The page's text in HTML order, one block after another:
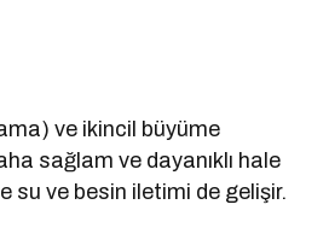
ve ikincil büyüme
sağlam ve dayanıklı hale
su ve besin iletimi de gelişir.